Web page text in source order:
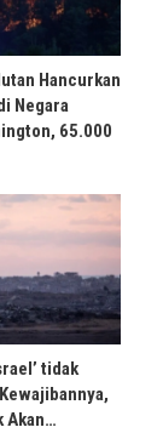
Hancurkan
Negara
65.000
tidak
Akan…